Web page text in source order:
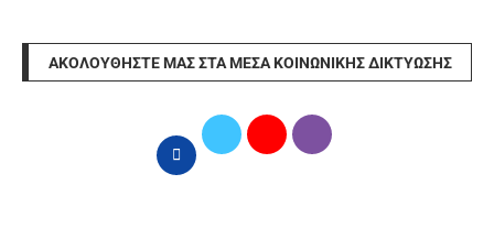
ΑΚΟΛΟΥΘΉΣΤΕ ΜΑΣ ΣΤΑ ΜΈΣΑ ΚΟΙΝΩΝΙΚΉΣ ΔΙΚΤΎΩΣΗΣ